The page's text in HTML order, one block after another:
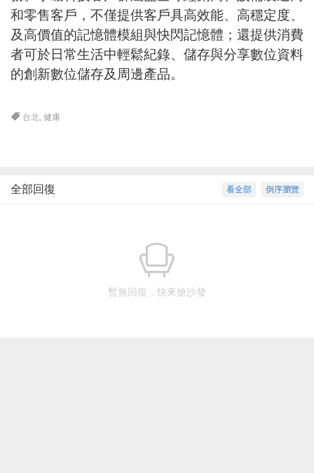
和零售客戶，不僅提供客戶具高效能、高穩定度、
及高價值的記憶體模組與快閃記憶體；還提供消費
者可於日常生活中輕鬆紀錄、儲存與分享數位資料
的創新數位儲存及周邊產品。
台北,健康
倒序瀏覽
看全部
全部回復
暫無回復，快來搶沙發